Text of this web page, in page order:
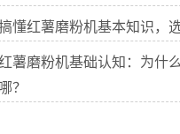
懂红薯磨粉机基本知识，
薯磨粉机基础认知：为什
哪？